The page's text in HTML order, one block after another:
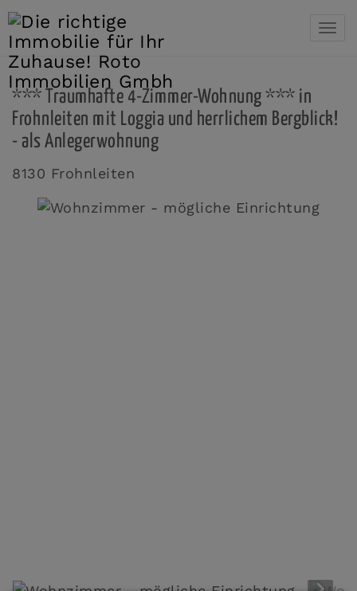
*** Traumhafte 4-Zimmer-Wohnung *** in
Frohnleiten mit Loggia und herrlichem Bergblick!
- als Anlegerwohnung
8130 Frohnleiten